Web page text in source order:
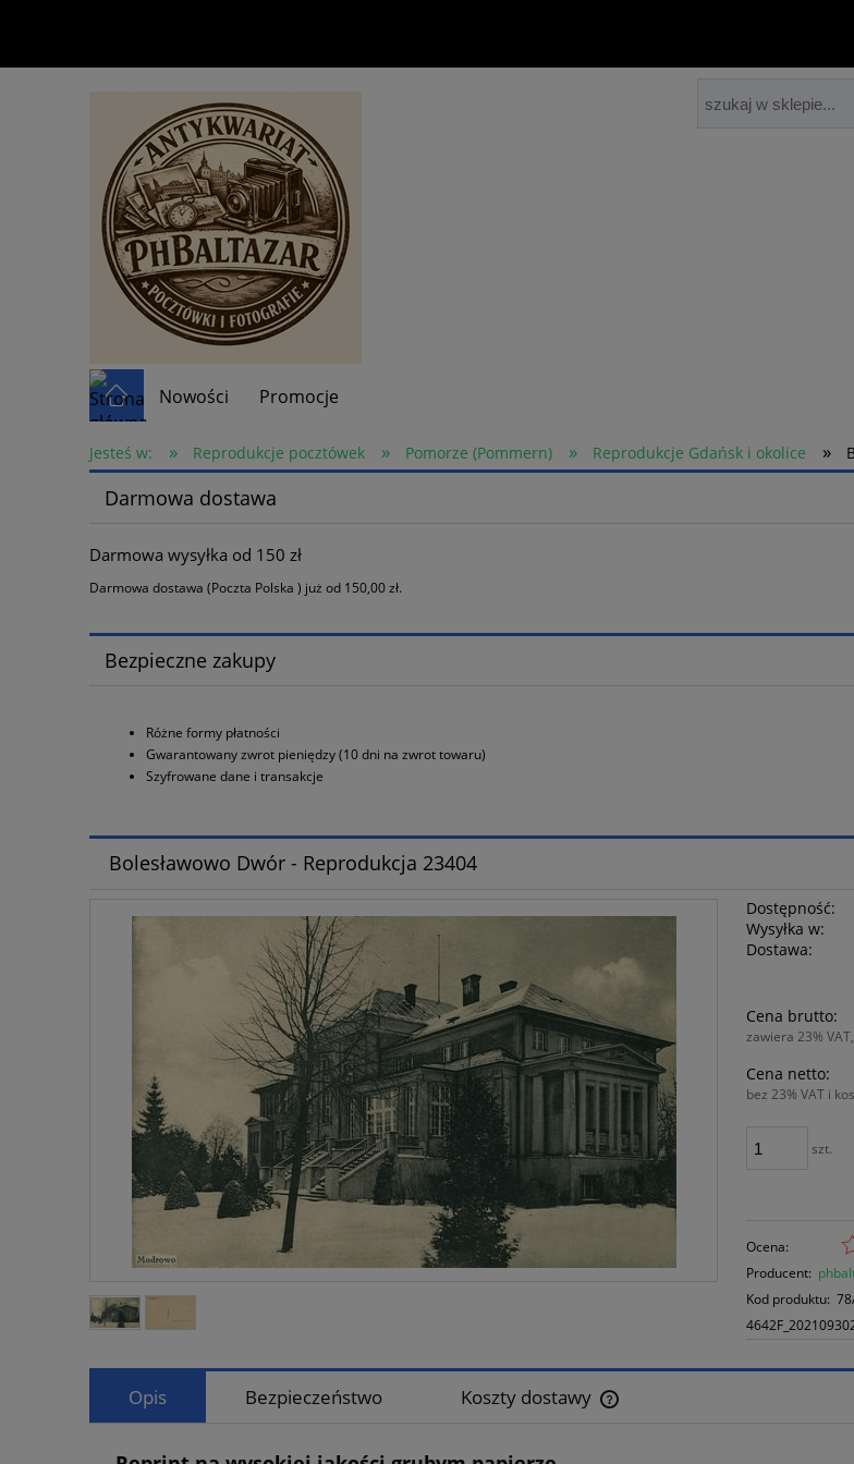
Nowości Promocje
Jesteś w: » Reprodukcje pocztówek » Pomorze (Pommern) » Reprodukcje Gdańsk i okolice »
Darmowa dostawa
Darmowa wysyłka od 150 zł
Darmowa dostawa (Poczta Polska ) już od 150,00 zł.
Bezpieczne zakupy
Różne formy płatności
Gwarantowany zwrot pieniędzy (10 dni na zwrot towaru)
Szyfrowane dane i transakcje
Bolesławowo Dwór - Reprodukcja 23404
Dostępność:
Wysyłka w:
Dostawa:
Cena brutto:
zawiera 23%
Cena netto:
bez 23% VAT i
szt.
Ocena:
Producent:
Kod produktu:
Opis Bezpieczeństwo Koszty dostawy